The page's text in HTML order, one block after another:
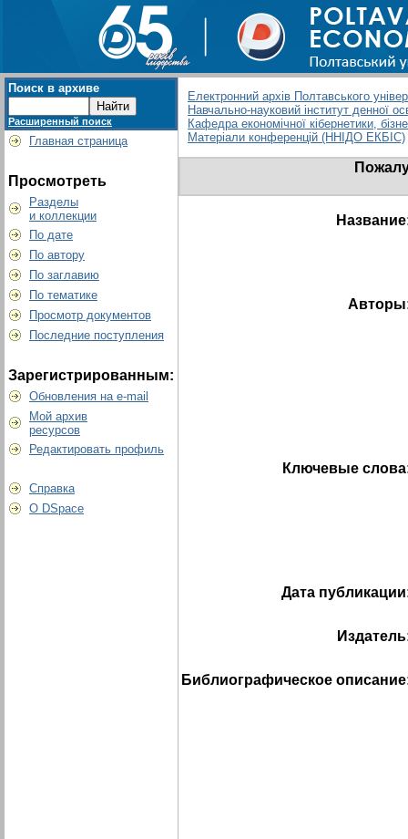
Поиск в архиве
Расширенный поиск
Главная страница
Просмотреть
Разделы
и коллекции
По дате
По автору
По заглавию
По тематике
Просмотр документов
Последние поступления
Зарегистрированным:
Обновления на e-mail
Мой архив
ресурсов
Редактировать профиль
Справка
О DSpace
Електронний архів Полтавського
Навчально-науковий інститут денної
Кафедра економічної кібернетики,
Матеріали конференцій (ННІДО ЕКБІС)
Ключевые
Дата
Библиографическое